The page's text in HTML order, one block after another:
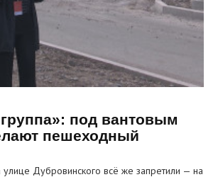
под вантовым
пешеходный
Дубровинского всё же запретили — на